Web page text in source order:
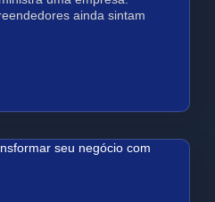
ainda sintam